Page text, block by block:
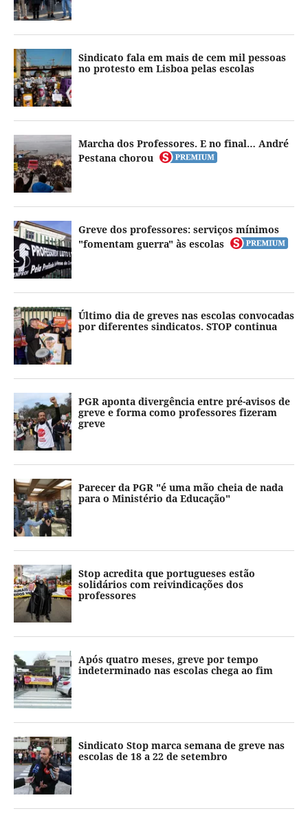
Sindicato fala em mais de cem mil pessoas
no protesto em Lisboa pelas escolas
Marcha dos Professores. E no final… André
Pestana chorou
Greve dos professores: serviços mínimos
"fomentam guerra" às escolas
Último dia de greves nas escolas convocadas
por diferentes sindicatos. STOP continua
PGR aponta divergência entre pré-avisos de
greve e forma como professores fizeram
greve
Parecer da PGR "é uma mão cheia de nada
para o Ministério da Educação"
Stop acredita que portugueses estão
solidários com reivindicações dos
professores
Após quatro meses, greve por tempo
indeterminado nas escolas chega ao fim
Sindicato Stop marca semana de greve nas
escolas de 18 a 22 de setembro